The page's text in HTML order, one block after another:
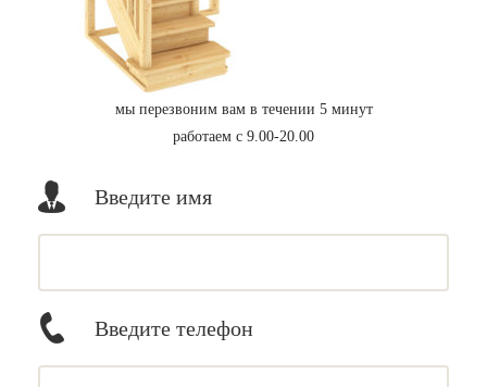
мы перезвоним вам в течении 5 минут
работаем с 9.00-20.00
Введите имя
Введите телефон